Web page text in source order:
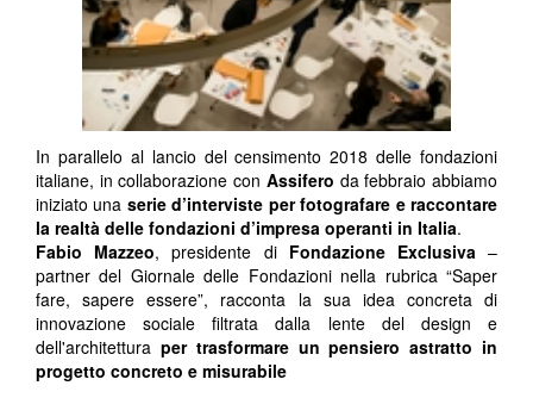
In parallelo al lancio del censimento 2018 delle fondazioni
italiane, in collaborazione con Assifero da febbraio abbiamo
iniziato una serie d’interviste per fotografare e raccontare
la realtà delle fondazioni d’impresa operanti in Italia.
Fabio Mazzeo, presidente di Fondazione Exclusiva–
partner del Giornale delle Fondazioni nella rubrica “Saper
fare, sapere essere”, racconta la sua idea concreta di
innovazione sociale filtrata dalla lente del design e
dell'architettura per trasformare un pensiero astratto in
progetto concreto e misurabile